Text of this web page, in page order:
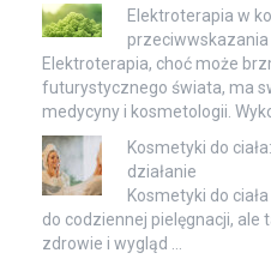
Elektroterapia w
przeciwwskazania
Elektroterapia, choć może
futurystycznego świata, ma
medycyny i kosmetologii.
Kosmetyki do
działanie
Kosmetyki do
do codziennej pielęgnacji,
zdrowie i wygląd …